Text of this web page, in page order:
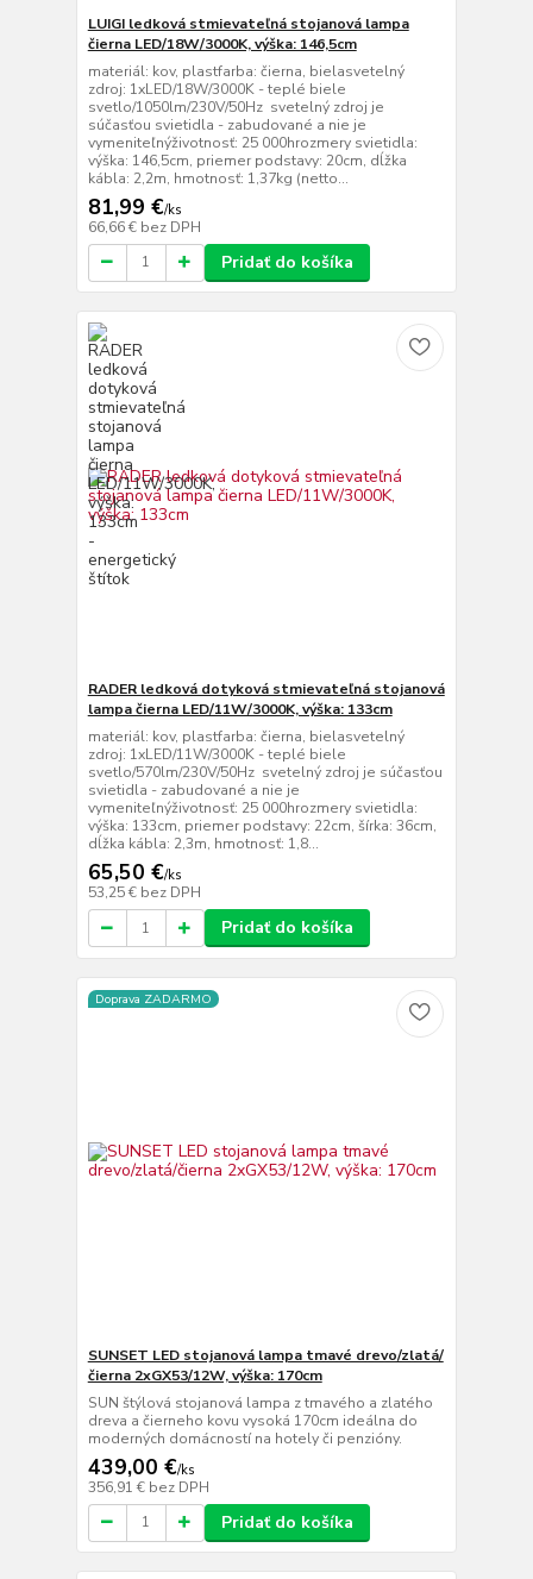
LUIGI ledková stmievateľná stojanová lampa
čierna LED/18W/3000K, výška: 146,5cm
materiál: kov, plastfarba: čierna, bielasvetelný
zdroj: 1xLED/18W/3000K - teplé biele
svetlo/1050lm/230V/50Hz svetelný zdroj je
súčasťou svietidla - zabudované a nie je
vymeniteľnýživotnosť: 25 000hrozmery svietidla:
výška: 146,5cm, priemer podstavy: 20cm, dĺžka
kábla: 2,2m, hmotnosť: 1,37kg (netto...
81,99 €/ks
66,66 € bez DPH
Pridať do košíka
RADER ledková dotyková stmievateľná stojanová
lampa čierna LED/11W/3000K, výška: 133cm
materiál: kov, plastfarba: čierna, bielasvetelný
zdroj: 1xLED/11W/3000K - teplé biele
svetlo/570lm/230V/50Hz svetelný zdroj je súčasťou
svietidla - zabudované a nie je
vymeniteľnýživotnosť: 25 000hrozmery svietidla:
výška: 133cm, priemer podstavy: 22cm, šírka: 36cm,
dĺžka kábla: 2,3m, hmotnosť: 1,8...
65,50 €/ks
53,25 € bez DPH
Pridať do košíka
Doprava ZADARMO
SUNSET LED stojanová lampa tmavé drevo/zlatá/
čierna 2xGX53/12W, výška: 170cm
SUN štýlová stojanová lampa z tmavého a zlatého
dreva a čierneho kovu vysoká 170cm ideálna do
moderných domácností na hotely či penzióny.
439,00 €/ks
356,91 € bez DPH
Pridať do košíka